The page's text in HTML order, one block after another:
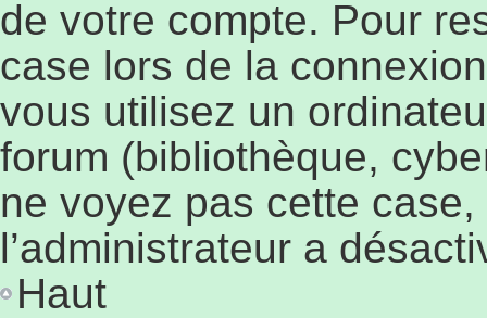
de votre compte. Pour
case lors de la
vous utilisez un
forum (bibliothèque,
ne voyez pas cette
l’administrateur a
Haut